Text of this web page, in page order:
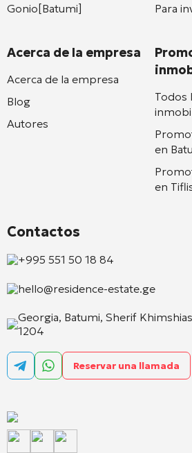
Gonio[Batumi]
Acerca de la empresa
Acerca de la empresa
Blog
Autores
Para
Todos
en
en
Contactos
+995 551 50 18 84
hello@residence-estate.ge
Georgia, Batumi, Sherif
1204
Reservar una llamada